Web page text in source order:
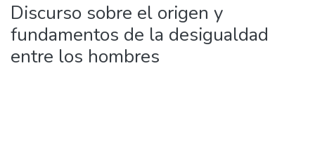
Discurso sobre el origen y
fundamentos de la desigualdad
entre los hombres